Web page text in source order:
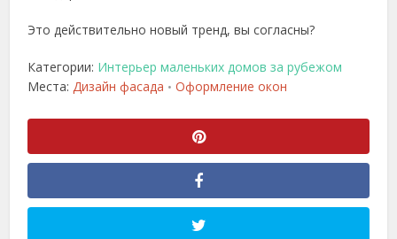
Это действительно новый тренд, вы согласны?
Категории: Интерьер маленьких домов за рубежом
Места:Дизайн фасада • Оформление окон